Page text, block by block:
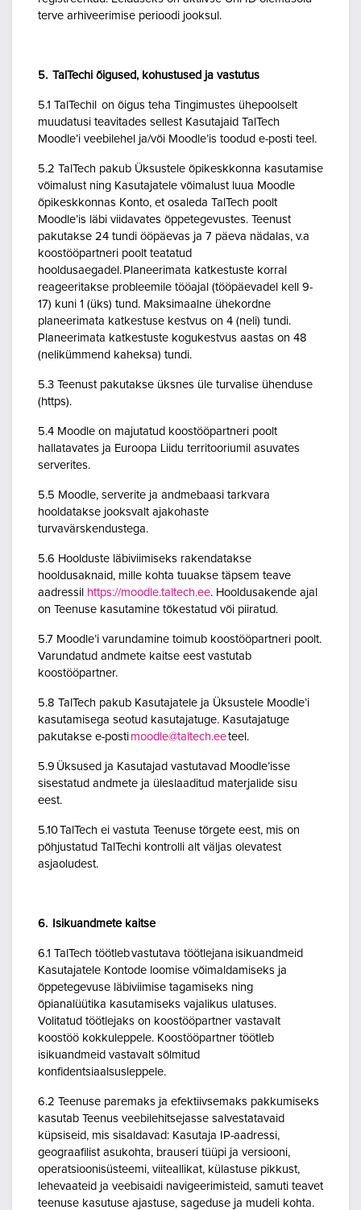
terve arhiveerimise perioodi jooksul.
5. TalTechi õigused, kohustused ja vastutus
5.1 TalTechil on õigus teha Tingimustes ühepoolselt
muudatusi teavitades sellest Kasutajaid TalTech
Moodle’i veebilehel ja/või Moodle’is toodud e-posti teel.
5.2 TalTech pakub Üksustele õpikeskkonna kasutamise
võimalust ning Kasutajatele võimalust luua Moodle
õpikeskkonnas Konto, et osaleda TalTech poolt
Moodle’is läbi viidavates õppetegevustes. Teenust
pakutakse 24 tundi ööpäevas ja 7 päeva nädalas, v.a
koostööpartneri poolt teatatud
hooldusaegadel. Planeerimata katkestuste korral
reageeritakse probleemile tööajal (tööpäevadel kell 9-
17) kuni 1 (üks) tund. Maksimaalne ühekordne
planeerimata katkestuse kestvus on 4 (neli) tundi.
Planeerimata katkestuste kogukestvus aastas on 48
(nelikümmend kaheksa) tundi.
5.3 Teenust pakutakse üksnes üle turvalise ühenduse
(https).
5.4 Moodle on majutatud koostööpartneri poolt
hallatavates ja Euroopa Liidu territooriumil asuvates
serverites.
5.5 Moodle, serverite ja andmebaasi tarkvara
hooldatakse jooksvalt ajakohaste
turvavärskendustega.
5.6 Hoolduste läbiviimiseks rakendatakse
hooldusaknaid, mille kohta tuuakse täpsem teave
aadressil https://moodle.taltech.ee. Hooldusakende ajal
on Teenuse kasutamine tõkestatud või piiratud.
5.7 Moodle’i varundamine toimub koostööpartneri poolt.
Varundatud andmete kaitse eest vastutab
koostööpartner.
5.8 TalTech pakub Kasutajatele ja Üksustele Moodle’i
kasutamisega seotud kasutajatuge. Kasutajatuge
pakutakse e-posti moodle@taltech.eeteel.
5.9 Üksused ja Kasutajad vastutavad Moodle’isse
sisestatud andmete ja üleslaaditud materjalide sisu
eest.
5.10 TalTech ei vastuta Teenuse tõrgete eest, mis on
põhjustatud TalTechi kontrolli alt väljas olevatest
asjaoludest.
6. Isikuandmete kaitse
6.1 TalTech töötleb vastutava töötlejana isikuandmeid
Kasutajatele Kontode loomise võimaldamiseks ja
õppetegevuse läbiviimise tagamiseks ning
õpianalüütika kasutamiseks vajalikus ulatuses.
Volitatud töötlejaks on koostööpartner vastavalt
koostöö kokkuleppele. Koostööpartner töötleb
isikuandmeid vastavalt sõlmitud
konfidentsiaalsusleppele.
6.2 Teenuse paremaks ja efektiivsemaks pakkumiseks
kasutab Teenus veebilehitsejasse salvestatavaid
küpsiseid, mis sisaldavad: Kasutaja IP-aadressi,
geograafilist asukohta, brauseri tüüpi ja versiooni,
operatsioonisüsteemi, viiteallikat, külastuse pikkust,
lehevaateid ja veebisaidi navigeerimisteid, samuti teavet
teenuse kasutuse ajastuse, sageduse ja mudeli kohta.